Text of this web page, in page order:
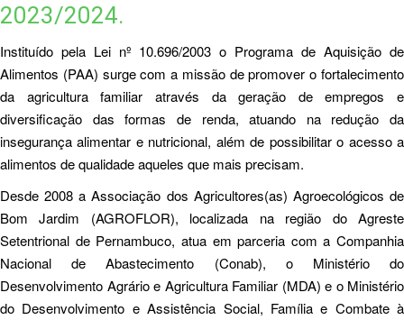
2023/2024.
Instituído pela Lei nº 10.696/2003 o Programa de Aquisição de
Alimentos (PAA) surge com a missão de promover o fortalecimento
da agricultura familiar através da geração de empregos e
diversificação das formas de renda, atuando na redução da
insegurança alimentar e nutricional, além de possibilitar o acesso a
alimentos de qualidade aqueles que mais precisam.
Desde 2008 a Associação dos Agricultores(as) Agroecológicos de
Bom Jardim (AGROFLOR), localizada na região do Agreste
Setentrional de Pernambuco, atua em parceria com a Companhia
Nacional de Abastecimento (Conab), o Ministério do
Desenvolvimento Agrário e Agricultura Familiar (MDA) e o Ministério
do Desenvolvimento e Assistência Social, Família e Combate à